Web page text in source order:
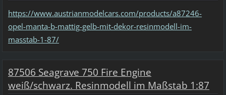
https://www.austrianmodelcars.com/products/a87246-
opel-manta-b-mattig-gelb-mit-dekor-resinmodell-im-
masstab-1-87/
87506 Seagrave 750 Fire Engine
weiß/schwarz. Resinmodell im Maßstab 1:87